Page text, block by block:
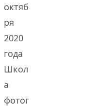
октяб
ря
2020
года
Школ
а
фотог